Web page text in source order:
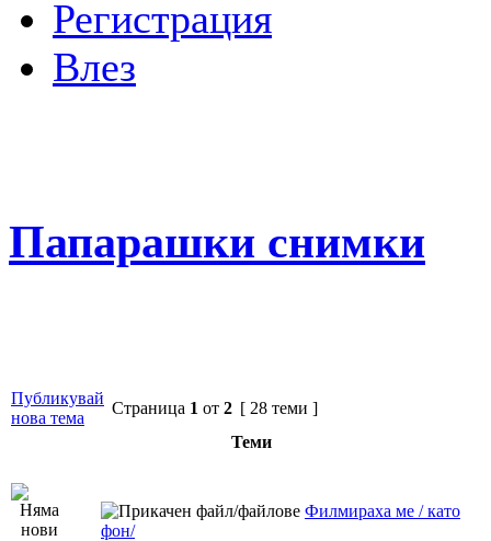
Регистрация
Влез
Папарашки снимки
Публикувай
нова тема
Страница 1 от 2 [ 28 теми ]
Теми
Филмираха ме / като
фон/